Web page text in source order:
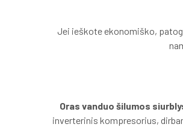
Jei ieškote ekonomiško,
Oras vanduo šilumos
inverterinis kompresorius,